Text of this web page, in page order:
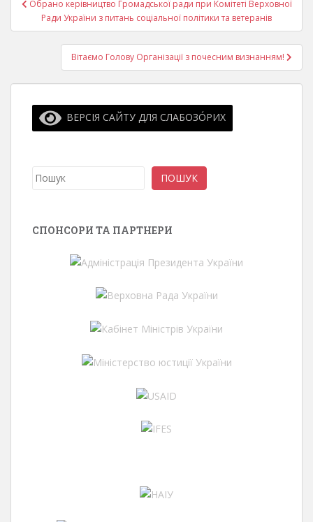
записів
Обрано керівництво Громадської ради при Комітеті Верховної
Ради України з питань соціальної політики та ветеранів
Вітаємо Голову Організації з почесним визнанням!
ВЕРСІЯ САЙТУ ДЛЯ СЛАБОЗО́РИХ
Пошук ПОШУК
СПОНСОРИ ТА ПАРТНЕРИ